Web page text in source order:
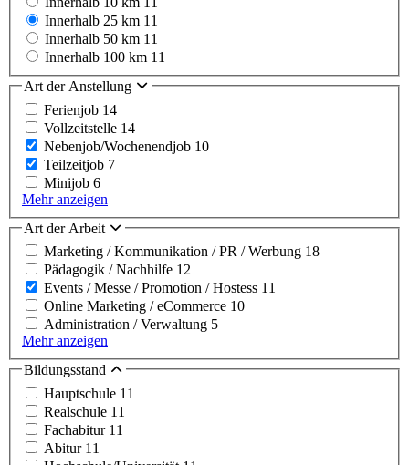
Innerhalb 25 km 11
Innerhalb 50 km 11
Innerhalb 100 km 11
Art der Anstellung
Ferienjob 14
Vollzeitstelle 14
Nebenjob/Wochenendjob 10
Teilzeitjob 7
Minijob 6
Mehr anzeigen
Art der Arbeit
Marketing / Kommunikation / PR / Werbung 18
Pädagogik / Nachhilfe 12
Events / Messe / Promotion / Hostess 11
Online Marketing / eCommerce 10
Administration / Verwaltung 5
Mehr anzeigen
Bildungsstand
Hauptschule 11
Realschule 11
Fachabitur 11
Abitur 11